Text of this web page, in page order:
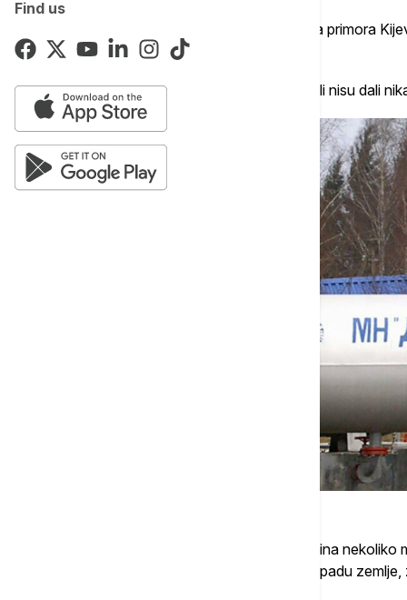
Find us
Izvori iz industrije rekli su da bi to moglo da primora
suspenzija nastavi.
Ostali izvori su potvrdili da je bilo izvoza, ali nisu dali
Drugi izvor iz industrije rekao je da je Ukrajina
sirovu naftu u naftovod kod Brodija, na zapadu